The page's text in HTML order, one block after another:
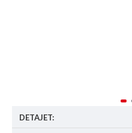
DETAJET: